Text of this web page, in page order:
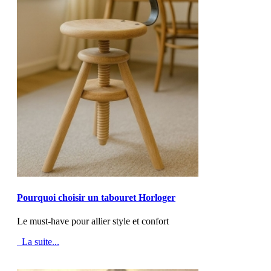
Pourquoi choisir un tabouret Horloger
Le must-have pour allier style et confort
La suite...